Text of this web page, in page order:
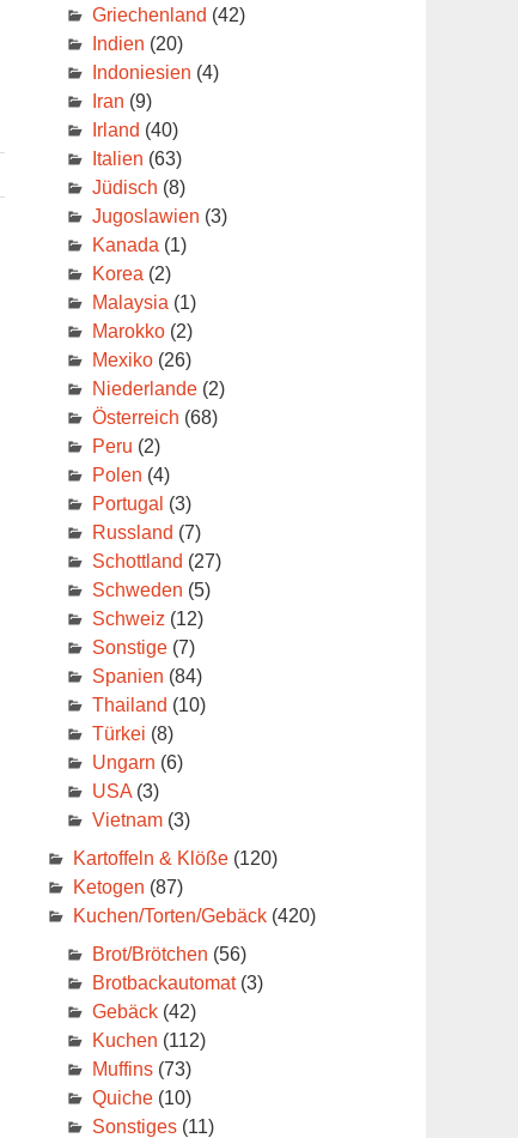
Griechenland (42)
Indien (20)
Indoniesien (4)
Iran (9)
Irland (40)
Italien (63)
Jüdisch (8)
Jugoslawien (3)
Kanada (1)
Korea (2)
Malaysia (1)
Marokko(2)
Mexiko(26)
Niederlande(2)
Österreich (68)
Peru (2)
Polen (4)
Portugal (3)
Russland (7)
Schottland (27)
Schweden (5)
Schweiz (12)
Sonstige(7)
Spanien (84)
Thailand (10)
Türkei (8)
Ungarn (6)
USA(3)
Vietnam(3)
Kartoffeln & Klöße(120)
Ketogen (87)
Kuchen/Torten/Gebäck(420)
Brot/Brötchen (56)
Brotbackautomat(3)
Gebäck(42)
Kuchen (112)
Muffins(73)
Quiche(10)
Sonstiges(11)